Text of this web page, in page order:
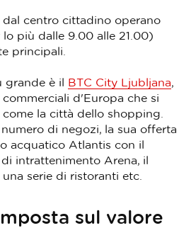
centro cittadino operano
più dalle 9.00 alle 21.00)
principali.
grande è il BTC City Ljubljana,
d'Europa che si
la città dello shopping.
di negozi, la sua offerta
acquatico Atlantis con il
intrattenimento Arena, il
serie di ristoranti etc.
sul valore